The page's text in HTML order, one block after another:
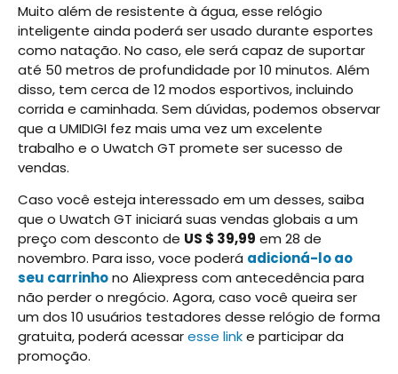
Muito além de resistente à água, esse relógio
inteligente ainda poderá ser usado durante esportes
como natação. No caso, ele será capaz de suportar
até 50 metros de profundidade por 10 minutos. Além
disso, tem cerca de 12 modos esportivos, incluindo
corrida e caminhada. Sem dúvidas, podemos observar
que a UMIDIGI fez mais uma vez um excelente
trabalho e o Uwatch GT promete ser sucesso de
vendas.
Caso você esteja interessado em um desses, saiba
que o Uwatch GT iniciará suas vendas globais a um
preço com desconto de US $ 39,99 em 28 de
novembro. Para isso, voce poderá adicioná-lo ao
seu carrinhono Aliexpress com antecedência para
não perder o nregócio. Agora, caso você queira ser
um dos 10 usuários testadores desse relógio de forma
gratuita, poderá acessaresse linke participar da
promoção.